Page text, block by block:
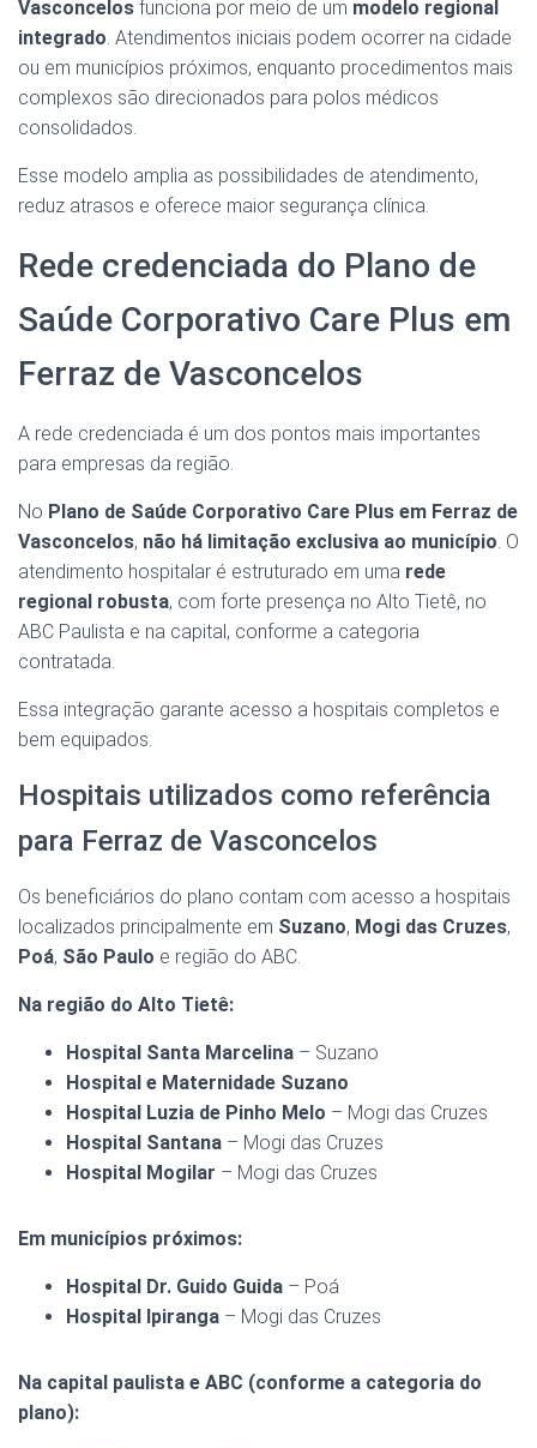
Vasconcelos funciona por meio de um modelo regional
integrado. Atendimentos iniciais podem ocorrer na cidade
ou em municípios próximos, enquanto procedimentos mais
complexos são direcionados para polos médicos
consolidados.
Esse modelo amplia as possibilidades de atendimento,
reduz atrasos e oferece maior segurança clínica.
Rede credenciada do Plano de
Saúde Corporativo Care Plus em
Ferraz de Vasconcelos
A rede credenciada é um dos pontos mais importantes
para empresas da região.
No Plano de Saúde Corporativo Care Plus em Ferraz de
Vasconcelos, não há limitação exclusiva ao município. O
atendimento hospitalar é estruturado em uma rede
regional robusta, com forte presença no Alto Tietê, no
ABC Paulista e na capital, conforme a categoria
contratada.
Essa integração garante acesso a hospitais completos e
bem equipados.
Hospitais utilizados como referência
para Ferraz de Vasconcelos
Os beneficiários do plano contam com acesso a hospitais
localizados principalmente em Suzano, Mogi das Cruzes,
Poá, São Paulo e região do ABC.
Na região do Alto Tietê:
Hospital Santa Marcelina – Suzano
Hospital e Maternidade Suzano
Hospital Luzia de Pinho Melo – Mogi das Cruzes
Hospital Santana – Mogi das Cruzes
Hospital Mogilar – Mogi das Cruzes
Em municípios próximos:
Hospital Dr. Guido Guida – Poá
Hospital Ipiranga – Mogi das Cruzes
Na capital paulista e ABC (conforme a categoria do
plano):